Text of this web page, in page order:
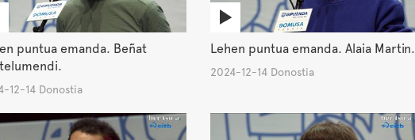
puntua emanda. Beñat
12-14 Donostia
Lehen puntua emanda. Alaia Martin.
2024-12-14 Donostia